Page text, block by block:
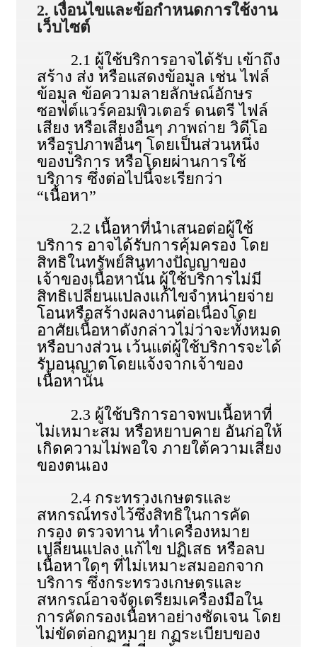
2. เงื่อนไขและข้อกําหนดการใช้งาน
เว็บไซต์
2.1 ผู้ใช้บริการอาจได้รับ เข้าถึง
สร้าง ส่ง หรือแสดงข้อมูล เช่น ไฟล์
ข้อมูล ข้อความลายลักษณ์อักษร
ซอฟต์แวร์คอมพิวเตอร์ ดนตรี ไฟล์
เสียง หรือเสียงอื่นๆ ภาพถ่าย วิดีโอ
หรือรูปภาพอื่นๆ โดยเป็นส่วนหนึ่ง
ของบริการ หรือโดยผ่านการใช้
บริการ ซึ่งต่อไปนี้จะเรียกว่า
“เนื้อหา”
2.2 เนื้อหาที่นําเสนอต่อผู้ใช้
บริการ อาจได้รับการคุ้มครอง โดย
สิทธิในทรัพย์สินทางปัญญาของ
เจ้าของเนื้อหานั้น ผู้ใช้บริการไม่มี
สิทธิเปลี่ยนแปลงแก้ไขจําหน่ายจ่าย
โอนหรือสร้างผลงานต่อเนื่องโดย
อาศัยเนื้อหาดังกล่าวไม่ว่าจะทั้งหมด
หรือบางส่วน เว้นแต่ผู้ใช้บริการจะได้
รับอนุญาตโดยแจ้งจากเจ้าของ
เนื้อหานั้น
2.3 ผู้ใช้บริการอาจพบเนื้อหาที่
ไม่เหมาะสม หรือหยาบคาย อันก่อให้
เกิดความไม่พอใจ ภายใต้ความเสี่ยง
ของตนเอง
2.4 กระทรวงเกษตรและ
สหกรณ์ทรงไว้ซึ่งสิทธิในการคัด
กรอง ตรวจทาน ทําเครื่องหมาย
เปลี่ยนแปลง แก้ไข ปฏิเสธ หรือลบ
เนื้อหาใดๆ ที่ไม่เหมาะสมออกจาก
บริการ ซึ่งกระทรวงเกษตรและ
สหกรณ์อาจจัดเตรียมเครื่องมือใน
การคัดกรองเนื้อหาอย่างชัดเจน โดย
ไม่ขัดต่อกฏหมาย กฏระเบียบของ